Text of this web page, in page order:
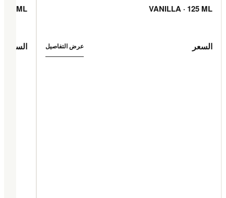
VANILLA · 125 ML
السعر عرض التفاصيل
ML
السعر